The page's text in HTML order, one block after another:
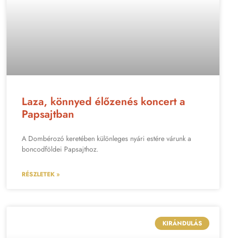
Laza, könnyed élőzenés koncert a
Papsajtban
A Dombérozó keretében különleges nyári estére várunk a
boncodföldei Papsajthoz.
RÉSZLETEK »
KIRÁNDULÁS